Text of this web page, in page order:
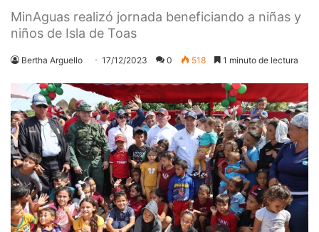
MinAguas realizó jornada beneficiando a niñas y
niños de Isla de Toas
Bertha Arguello 17/12/2023 0 518 1 minuto de lectura